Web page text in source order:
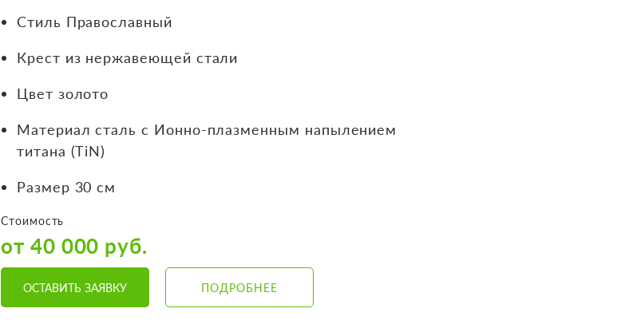
Стиль Православный
Крест из нержавеющей стали
Цвет золото
Материал сталь с Ионно-плазменным напылением
титана (TiN)
Размер 30 см
Стоимость
от 40 000 руб.
ОСТАВИТЬ ЗАЯВКУ ПОДРОБНЕЕ